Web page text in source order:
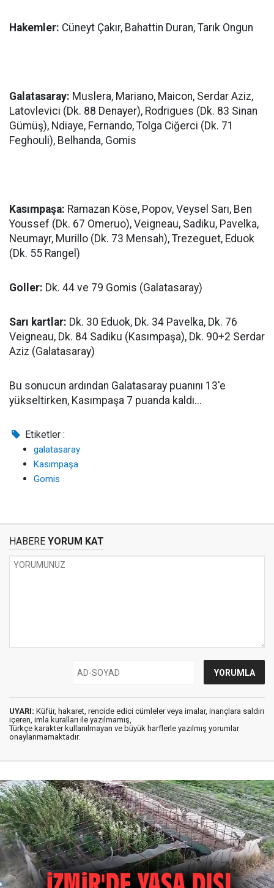
Hakemler: Cüneyt Çakır, Bahattin Duran, Tarık Ongun
Galatasaray: Muslera, Mariano, Maicon, Serdar Aziz,
Latovlevici (Dk. 88 Denayer), Rodrigues (Dk. 83 Sinan
Gümüş), Ndiaye, Fernando, Tolga Ciğerci (Dk. 71
Feghouli), Belhanda, Gomis
Kasımpaşa: Ramazan Köse, Popov, Veysel Sarı, Ben
Youssef (Dk. 67 Omeruo), Veigneau, Sadiku, Pavelka,
Neumayr, Murillo (Dk. 73 Mensah), Trezeguet, Eduok
(Dk. 55 Rangel)
Goller: Dk. 44 ve 79 Gomis (Galatasaray)
Sarı kartlar: Dk. 30 Eduok, Dk. 34 Pavelka, Dk. 76
Veigneau, Dk. 84 Sadiku (Kasımpaşa), Dk. 90+2 Serdar
Aziz (Galatasaray)
Bu sonucun ardından Galatasaray puanını 13'e
yükseltirken, Kasımpaşa 7 puanda kaldı...
Etiketler :
galatasaray
Kasımpaşa
Gomis
HABERE YORUM KAT
UYARI: Küfür, hakaret, rencide edici cümleler veya imalar, inançlara saldırı
içeren, imla kuralları ile yazılmamış,
Türkçe karakter kullanılmayan ve büyük harflerle yazılmış yorumlar
onaylanmamaktadır.